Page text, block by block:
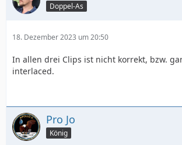
Doppel-As
18. Dezember 2023 um 20:50
In allen drei Clips ist nicht korrekt, bzw.
interlaced.
Pro Jo
König